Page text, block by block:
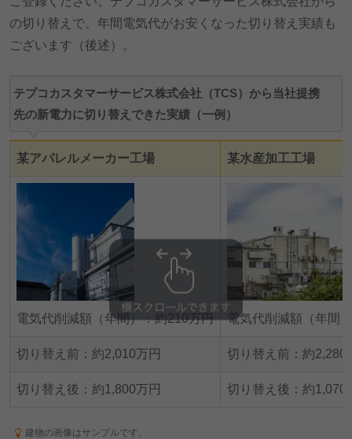
の切り替えで、年間電気代がお安くなった切り替え実績も
ございます（後述）。
テプコカスタマーサービス株式会社（TCS）から当社提携
先の新電力に切り替えできた実績（一例）
某アパレルメーカー工場 某水産加工工場
電気代削減額（年間）：約210万円 電気代削減額（年間
切り替え前：約2,010万円 切り替え前：約2,280
切り替え後：約1,800万円 切り替え後：約1,070
建物の画像はサンプルです。